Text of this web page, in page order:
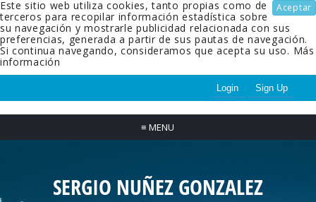
Aceptar
Este sitio web utiliza cookies, tanto propias como de
terceros para recopilar información estadística sobre
su navegación y mostrarle publicidad relacionada con sus
preferencias, generada a partir de sus pautas de navegación.
Si continua navegando, consideramos que acepta su uso. Más
información
Login Sign Up
≡ MENU
SERGIO NUÑEZ GONZALEZ